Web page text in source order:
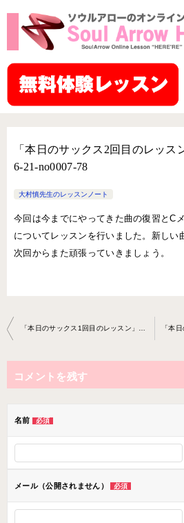
「本日のサックス2回目のレッス
6-21-no0007-78
大村慎先生のレッスンノート
今回は今までにやってきた曲の復習とC
についてレッスンを行いました。新しい
次回からまた頑張っていきましょう。
投
稿
ナ
ビ
ョ
ン
「本日のサックス1回目のレッスン」サックス教室2023-6-21-no0007-78
コメントを残す
名前 必須
メール（公開されません） 必須